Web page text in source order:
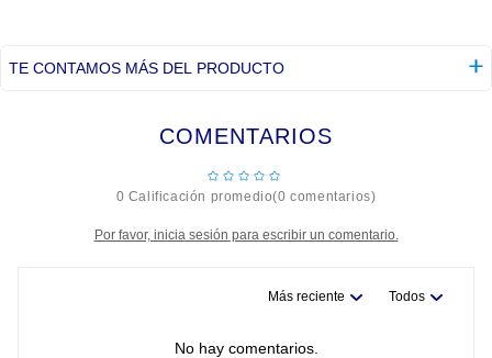
TE CONTAMOS MÁS DEL PRODUCTO
COMENTARIOS
☆☆☆☆
☆
0 Calificación promedio(0 comentarios)
Por favor, inicia sesión para escribir un comentario.
Más reciente Todos
No hay comentarios.